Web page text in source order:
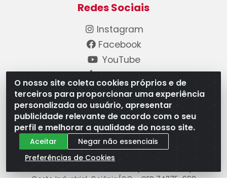
O nosso site coleta cookies próprios e de
terceiros para proporcionar uma experiência
personalizada ao usuário, apresentar
publicidade relevante de acordo com o seu
perfil e melhorar a qualidade do nosso site.
Aceitar
Negar não essenciais
Preferências de Cookies
Redes Sociais
Instagram
Facebook
YouTube
Linkedin
Formas de Pagamento
WB Componentes Automotivos LTDA - CNPJ
Oeste Industrial, Goiânia/GO - CEP 74375-660